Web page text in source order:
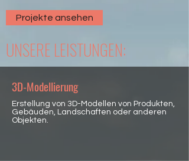
Projekte ansehen
UNSERE LEISTUNGEN:
3D-Modellierung
Erstellung von 3D-Modellen von Produkten,
Gebäuden, Landschaften oder anderen
Objekten.